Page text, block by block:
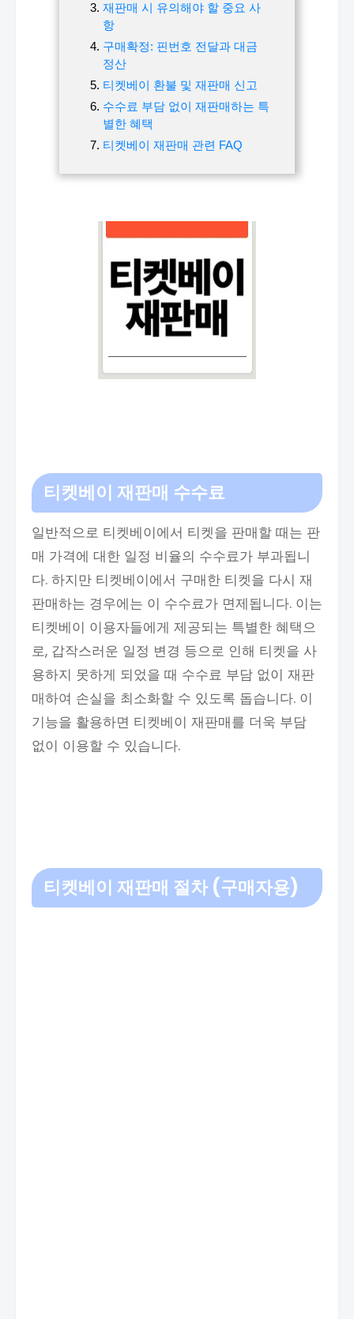
재판매 시 유의해야 할 중요 사
항
구매확정: 핀번호 전달과 대금
정산
티켓베이 환불 및 재판매 신고
수수료 부담 없이 재판매하는 특
별한 혜택
티켓베이 재판매 관련 FAQ
티켓베이 재판매 수수료
일반적으로 티켓베이에서 티켓을 판매할 때는 판
매 가격에 대한 일정 비율의 수수료가 부과됩니
다. 하지만 티켓베이에서 구매한 티켓을 다시 재
판매하는 경우에는 이 수수료가 면제됩니다. 이는
티켓베이 이용자들에게 제공되는 특별한 혜택으
로, 갑작스러운 일정 변경 등으로 인해 티켓을 사
용하지 못하게 되었을 때 수수료 부담 없이 재판
매하여 손실을 최소화할 수 있도록 돕습니다. 이
기능을 활용하면 티켓베이 재판매를 더욱 부담
없이 이용할 수 있습니다.
티켓베이 재판매 절차 (구매자용)